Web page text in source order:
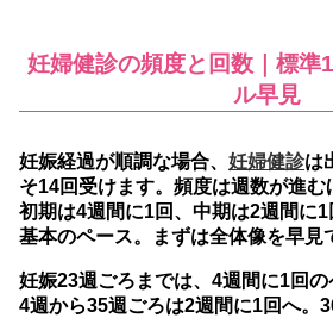
妊婦健診の頻度と回数｜標準
ル早見
妊娠経過が順調な場合、 妊婦健診は
そ14回受けます。 頻度は週数が進む
初期は4週間に1回、中期は2週間に
基本のペース。まずは全体像を早見
妊娠23週ごろまでは、4週間に1回
4週から35週ごろは2週間に1回へ。